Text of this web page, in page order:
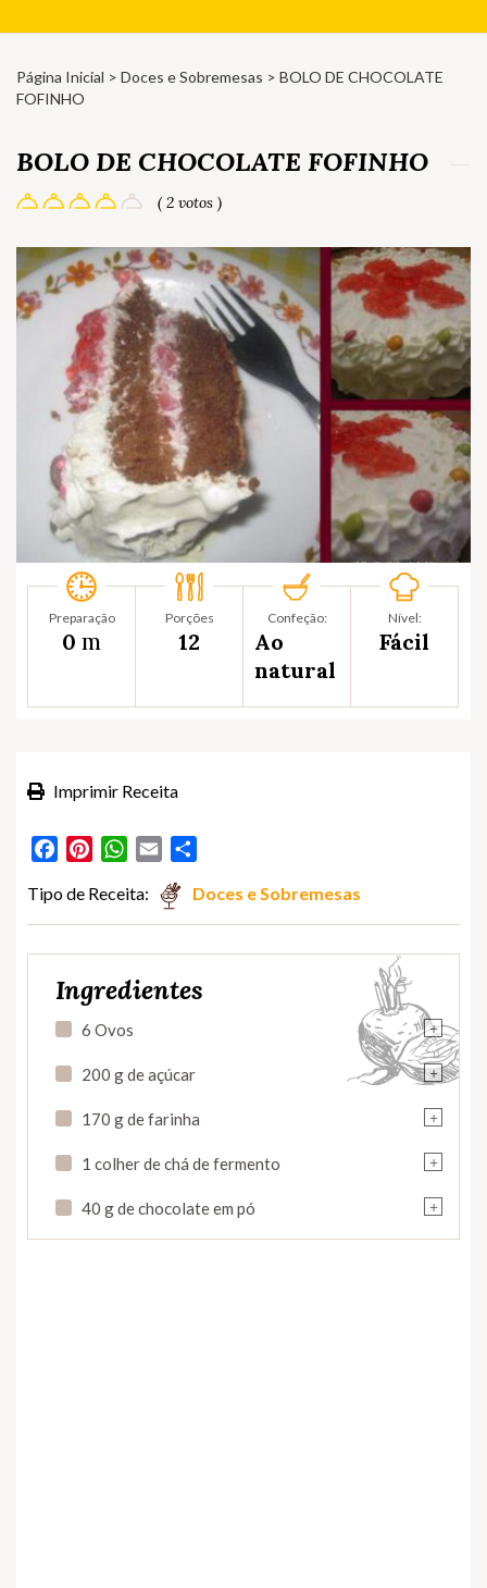
Página Inicial > Doces e Sobremesas > BOLO DE CHOCOLATE
FOFINHO
BOLO DE CHOCOLATE FOFINHO
( 2 votos )
Preparação
0 m
Porções
12
Confeção:
Ao
natural
Nível:
Fácil
Imprimir Receita
FacebookPinterestWhatsApp
Email
Tipo de Receita: Doces e Sobremesas
Ingredientes
+
6 Ovos
+
200 g de açúcar
+
170 g de farinha
+
1 colher de chá de fermento
+
40 g de chocolate em pó